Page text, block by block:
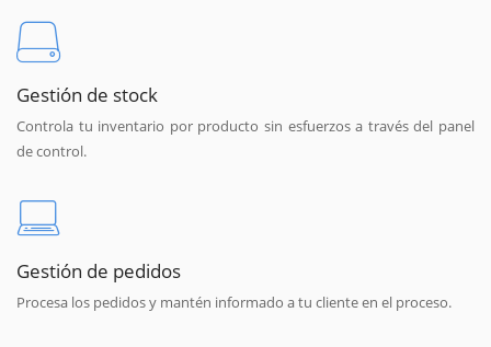
Gestión de stock
Controla tu inventario por producto sin esfuerzos a través del panel
de control.
Gestión de pedidos
Procesa los pedidos y mantén informado a tu cliente en el proceso.